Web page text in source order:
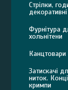
Стрілки,
декоративні
Фурнітура
хольнітени
Канцтовари
Затискачі
ниток.
кримпи